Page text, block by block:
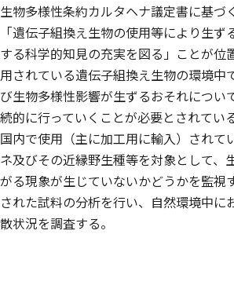
生物多様性条約カルタヘナ議定書に基づ
「遺伝子組換え生物の使用等により生
する科学的知見の充実を図る」ことが位
用されている遺伝子組換え生物の環境中
び生物多様性影響が生ずるおそれについ
続的に行っていくことが必要とされてい
国内で使用（主に加工用に輸入）されて
ネ及びその近縁野生種等を対象として、
がる現象が生じていないかどうかを監視
された試料の分析を行い、自然環境中に
散状況を調査する。